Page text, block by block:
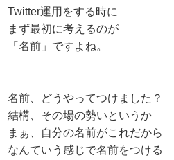
Twitter運用をする時に
まず最初に考えるのが
「名前」ですよね。
名前、どうやってつけました？
結構、その場の勢いというか
まぁ、自分の名前がこれだから
なんていう感じで名前をつける